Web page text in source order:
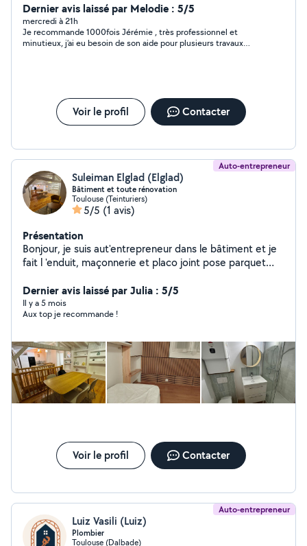
de renseignements. Cordialement
Dernier avis laissé par Melodie : 5/5
mercredi à 21h
Je recommande 1000fois Jérémie , très professionnel et
minutieux, j’ai eu besoin de son aide pour plusieurs travaux
Voir le profil Contacter
Auto-entrepreneur
Suleiman Elglad (Elglad)
Bâtiment et toute rénovation
Toulouse (Teinturiers)
5/5 (1 avis)
Présentation
Bonjour, je suis aut'entrepreneur dans le bâtiment et je
fait l 'enduit, maçonnerie et placo joint pose parquet
meuble et cuisine et depuis 30ans dans ce domaine
merci
Dernier avis laissé par Julia : 5/5
Il y a 5 mois
Aux top je recommande !
Voir le profil Contacter
Auto-entrepreneur
Luiz Vasili (Luiz)
Plombier
Toulouse (Dalbade)